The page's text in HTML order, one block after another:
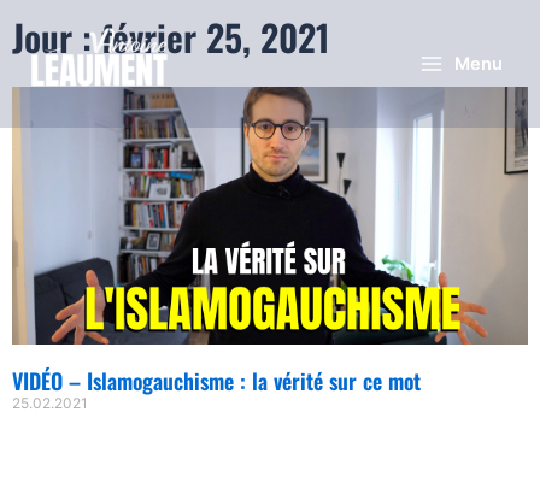
Menu
Jour : février 25, 2021
VIDÉO – Islamogauchisme : la vérité sur ce mot
25.02.2021